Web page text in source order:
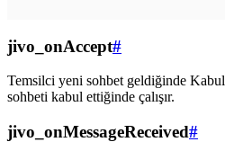
jivo_onAccept#
Temsilci yeni sohbet geldiğinde
sohbeti kabul ettiğinde çalışır.
jivo_onMessageReceived#